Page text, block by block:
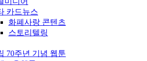
카드뉴스
화폐사랑 콘텐츠
스토리텔링
70주년 기념 웹툰